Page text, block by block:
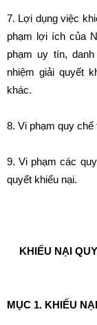
7. Lợi dụng việc
phạm lợi ích của
phạm uy tín,
nhiệm giải quyết
khác.
8. Vi phạm quy chế
9. Vi phạm các
quyết khiếu nại.
KHIẾU NẠI
MỤC 1. KHIẾU NẠI